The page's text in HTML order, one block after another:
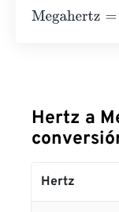
Megahertz=
Hertz a
Hertz